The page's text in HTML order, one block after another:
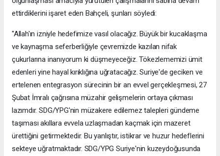
ettirdiklerini işaret eden Bahçeli, şunları söyledi:
"Allah'ın izniyle hedefimize vasıl olacağız. Büyük bir kucaklaşma
ve kaynaşma seferberliğiyle çevremizde kazılan nifak
çukurlarına inanıyorum ki düşmeyeceğiz. Tökezlememizi ümit
edenleri yine hayal kırıklığına uğratacağız. Suriye'de geciken ve
ertelenen entegrasyon sürecinin bir an evvel gerçekleşmesi, 27
Şubat İmralı çağrısına müzahir gelişmelerin ortaya çıkması
lazımdır. SDG/YPG'nin müzakere edilemez talepleri gündeme
taşıması akıllara evvela uzlaşmadan kaçmak için mazeret
ürettiğini getirmektedir. Bu yanlıştır, istikrar ve huzur hedeflerini
sekteye uğratmaktadır. SDG/YPG Suriye'nin kuzeydoğusunda